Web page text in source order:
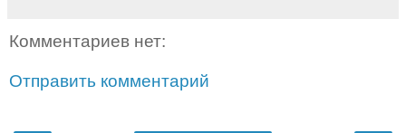
Комментариев нет:
Отправить комментарий